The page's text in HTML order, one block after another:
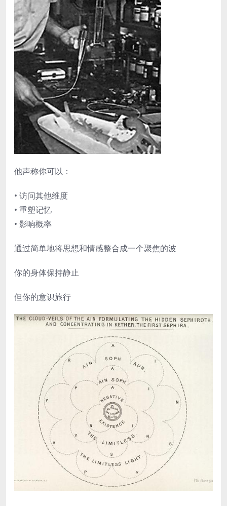
他声称你可以：
• 访问其他维度
• 重塑记忆
• 影响概率
通过简单地将思想和情感整合成一个聚焦的波
你的身体保持静止
但你的意识旅行